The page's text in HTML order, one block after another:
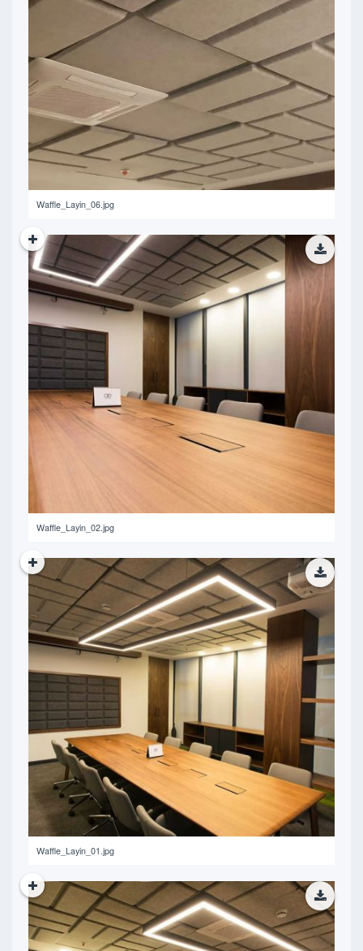
254.77 KB
Waffle_Layin_06.jpg
374.99 KB
Waffle_Layin_02.jpg
466.31 KB
Waffle_Layin_01.jpg